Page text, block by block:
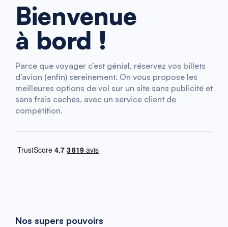
Bienvenue
à bord !
Parce que voyager c’est génial, réservez vos billets
d’avion (enfin) sereinement. On vous propose les
meilleures options de vol sur un site sans publicité et
sans frais cachés, avec un service client de
compétition.
Nos supers pouvoirs